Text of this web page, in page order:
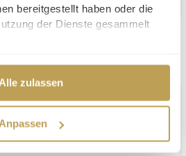
bereitgestellt haben oder die
der Dienste gesammelt
Alle zulassen
Wohnung?